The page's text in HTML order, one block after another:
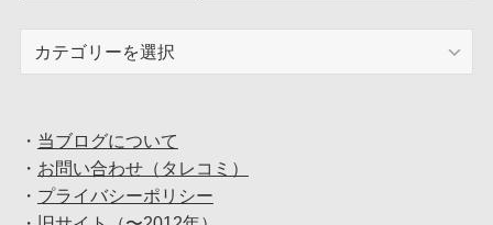
・ 当ブログについて
・ お問い合わせ（タレコミ）
・ プライバシーポリシー